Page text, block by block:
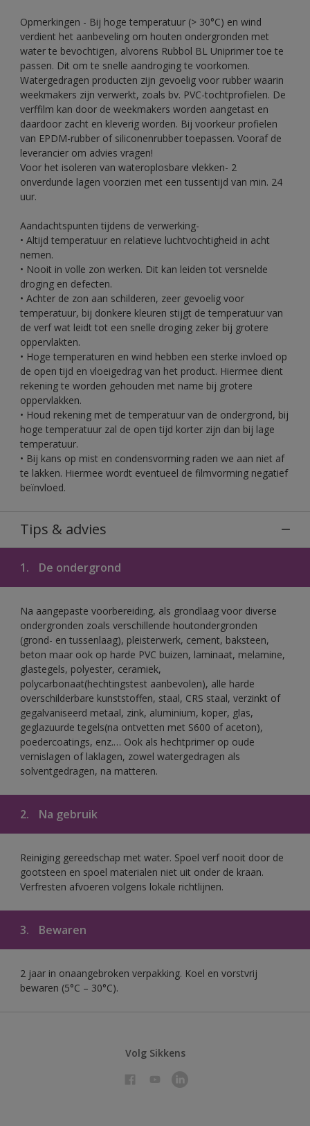
Opmerkingen - Bij hoge temperatuur (> 30°C) en wind
verdient het aanbeveling om houten ondergronden met
water te bevochtigen, alvorens Rubbol BL Uniprimer toe te
passen. Dit om te snelle aandroging te voorkomen.
Watergedragen producten zijn gevoelig voor rubber waarin
weekmakers zijn verwerkt, zoals bv. PVC-tochtprofielen. De
verffilm kan door de weekmakers worden aangetast en
daardoor zacht en kleverig worden. Bij voorkeur profielen
van EPDM-rubber of siliconenrubber toepassen. Vooraf de
leverancier om advies vragen!
Voor het isoleren van wateroplosbare vlekken- 2
onverdunde lagen voorzien met een tussentijd van min. 24
uur.
Aandachtspunten tijdens de verwerking-
• Altijd temperatuur en relatieve luchtvochtigheid in acht
nemen.
• Nooit in volle zon werken. Dit kan leiden tot versnelde
droging en defecten.
• Achter de zon aan schilderen, zeer gevoelig voor
temperatuur, bij donkere kleuren stijgt de temperatuur van
de verf wat leidt tot een snelle droging zeker bij grotere
oppervlakten.
• Hoge temperaturen en wind hebben een sterke invloed op
de open tijd en vloeigedrag van het product. Hiermee dient
rekening te worden gehouden met name bij grotere
oppervlakken.
• Houd rekening met de temperatuur van de ondergrond, bij
hoge temperatuur zal de open tijd korter zijn dan bij lage
temperatuur.
• Bij kans op mist en condensvorming raden we aan niet af
te lakken. Hiermee wordt eventueel de filmvorming negatief
beïnvloed.
Tips & advies
1. De ondergrond
Na aangepaste voorbereiding, als grondlaag voor diverse
ondergronden zoals verschillende houtondergronden
(grond- en tussenlaag), pleisterwerk, cement, baksteen,
beton maar ook op harde PVC buizen, laminaat, melamine,
glastegels, polyester, ceramiek,
polycarbonaat(hechtingstest aanbevolen), alle harde
overschilderbare kunststoffen, staal, CRS staal, verzinkt of
gegalvaniseerd metaal, zink, aluminium, koper, glas,
geglazuurde tegels(na ontvetten met S600 of aceton),
poedercoatings, enz.… Ook als hechtprimer op oude
vernislagen of laklagen, zowel watergedragen als
solventgedragen, na matteren.
2. Na gebruik
Reiniging gereedschap met water. Spoel verf nooit door de
gootsteen en spoel materialen niet uit onder de kraan.
Verfresten afvoeren volgens lokale richtlijnen.
3. Bewaren
2 jaar in onaangebroken verpakking. Koel en vorstvrij
bewaren (5°C – 30°C).
Volg Sikkens